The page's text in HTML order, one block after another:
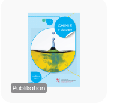
Publikation